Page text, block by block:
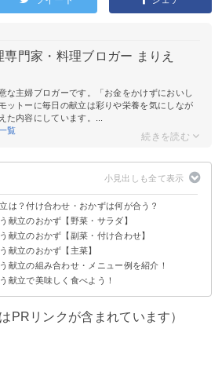
専門家・料理ブロガー まりえ
な主婦ブロガーです。「お金をかけずにおいし
ットーに毎日の献立は彩りや栄養を気にしなが
た内容にしています。...
覧
は？付け合わせ・おかずは何が合う？
献立のおかず【野菜・サラダ】
サラダ
ラダ
ダ
献立のおかず【副菜・付け合わせ】
ぼろ煮
ーズ和え
の炒めもの
献立のおかず【主菜】
献立の組み合わせ・メニュー例を紹介！
献立で美味しく食べよう！
PRリンクが含まれています）